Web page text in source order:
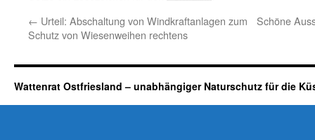
← Urteil: Abschaltung von Windkraftanlagen zum
Schutz von Wiesenweihen rechtens
Schöne
Wattenrat Ostfriesland – unabhängiger Naturschutz für die